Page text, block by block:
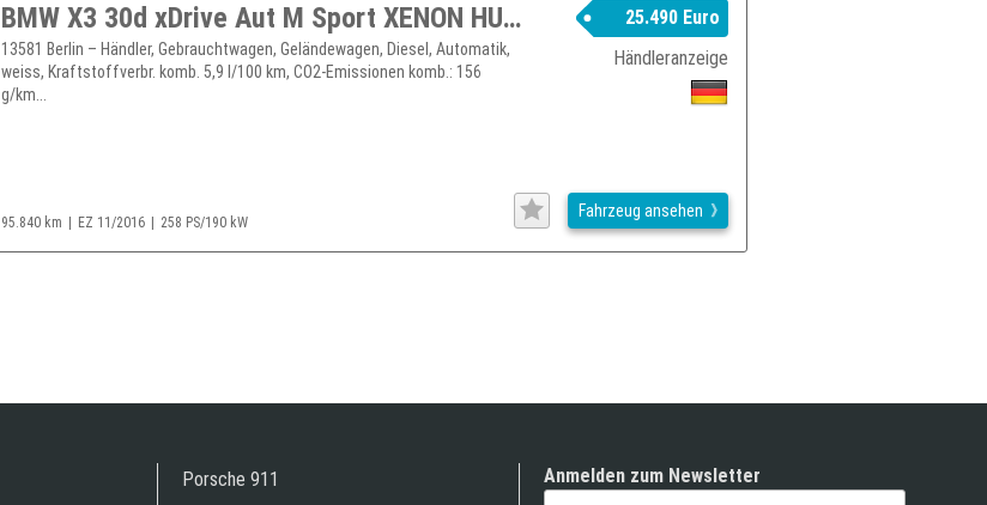
BMW X3 30d xDrive Aut M Sport XENON HUD PANO H&K NAV X3
13581 Berlin – Händler, Gebrauchtwagen, Geländewagen, Diesel, Automatik,
weiss, Kraftstoffverbr. komb. 5,9 l/100 km, CO2-Emissionen komb.: 156
g/km...
25.490 Euro
Händleranzeige
95.840 km EZ 11/2016 258 PS/190 kW
Fahrzeug ansehen
Porsche 911
Anmelden zum Newsletter